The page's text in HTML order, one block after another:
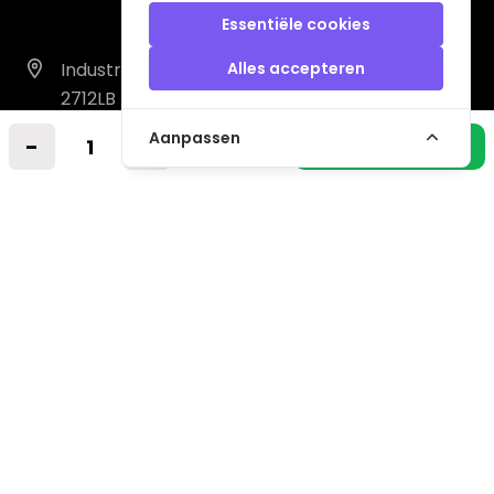
- + In winkelmandje
Industrieweg 14 A
2712LB Zoetermeer
info@vintagemusicstore.nl
Essentiële cookies
Alles accepteren
Aanpassen